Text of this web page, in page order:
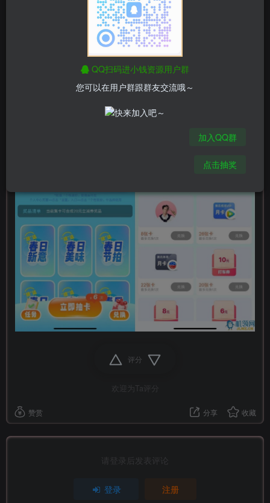
评分
欢迎为Ta评分
赞赏 分享 收藏
请登录后发表评论
登录 注册
QQ扫码进小钱资源用户群
您可以在用户群跟群友交流哦～
加入QQ群
点击抽奖